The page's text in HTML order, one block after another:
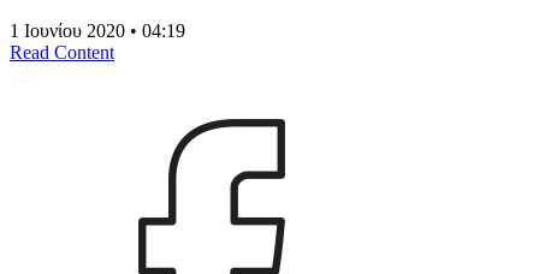
1 Ιουνίου 2020 • 04:19
Read Content